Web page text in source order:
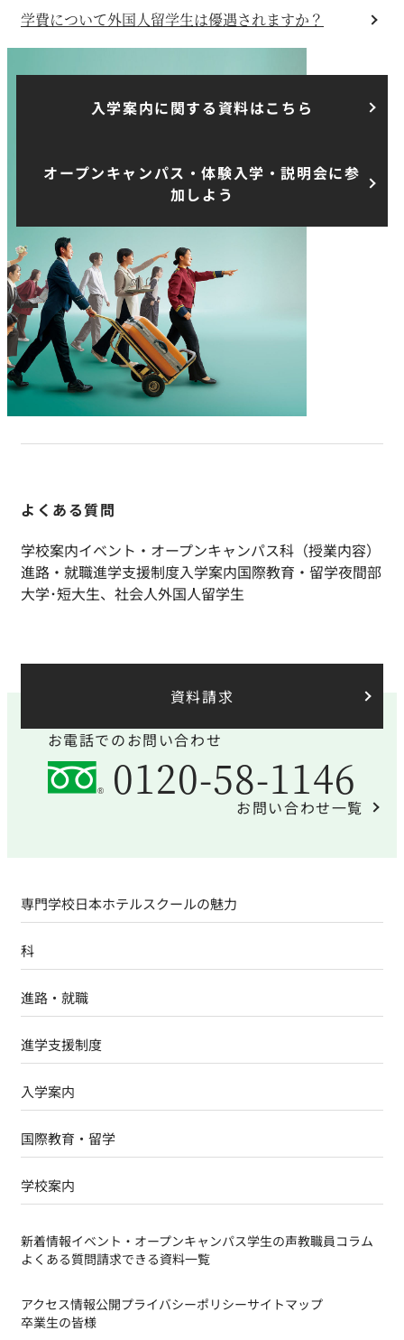
学費について外国人留学生は優遇されますか？
入学案内に関する資料はこちら
オープンキャンパス・体験入学・説明会に参
加しよう
よくある質問
学校案内イベント・オープンキャンパス科（授業内容）
進路・就職進学支援制度入学案内国際教育・留学夜間部
大学･短大生、社会人外国人留学生
資料請求
お電話でのお問い合わせ
0120-58-1146
お問い合わせ一覧
専門学校日本ホテルスクールの魅力
科
進路・就職
進学支援制度
入学案内
国際教育・留学
学校案内
新着情報イベント・オープンキャンパス学生の声教職員コラム
よくある質問請求できる資料一覧
アクセス情報公開プライバシーポリシーサイトマップ
卒業生の皆様